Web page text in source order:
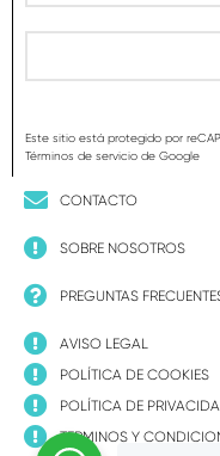
Este sitio está protegido por
Términos de servicio de Google
CONTACTO
SOBRE NOSOTROS
PREGUNTAS
AVISO LEGAL
POLÍTICA DE COOKIES
POLÍTICA DE
TERMINOS Y